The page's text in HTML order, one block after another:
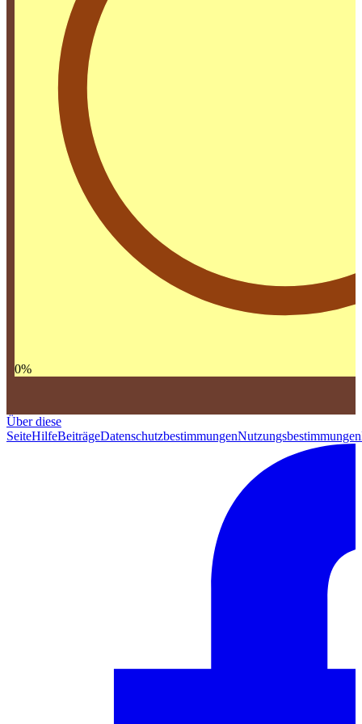
0%
Über diese
SeiteHilfeBeiträgeDatenschutzbestimmungenNutzungsbestimmungen